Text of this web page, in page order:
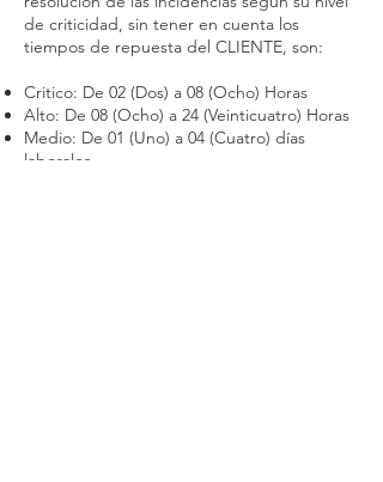
de criticidad, sin tener en cuenta los
tiempos de repuesta del CLIENTE, son:
Critico: De 02 (Dos) a 08 (Ocho) Horas
Alto: De 08 (Ocho) a 24 (Veinticuatro) Horas
Medio: De 01 (Uno) a 04 (Cuatro) días
laborales